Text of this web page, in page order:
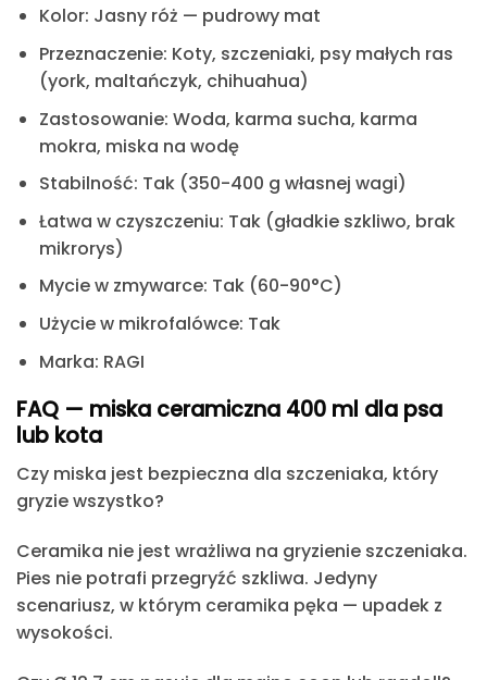
Kolor: Jasny róż — pudrowy mat
Przeznaczenie: Koty, szczeniaki, psy małych ras
(york, maltańczyk, chihuahua)
Zastosowanie: Woda, karma sucha, karma
mokra, miska na wodę
Stabilność: Tak (350-400 g własnej wagi)
Łatwa w czyszczeniu: Tak (gładkie szkliwo, brak
mikrorys)
Mycie w zmywarce: Tak (60-90°C)
Użycie w mikrofalówce: Tak
Marka: RAGI
FAQ — miska ceramiczna 400 ml dla psa
lub kota
Czy miska jest bezpieczna dla szczeniaka, który
gryzie wszystko?
Ceramika nie jest wrażliwa na gryzienie szczeniaka.
Pies nie potrafi przegryźć szkliwa. Jedyny
scenariusz, w którym ceramika pęka — upadek z
wysokości.